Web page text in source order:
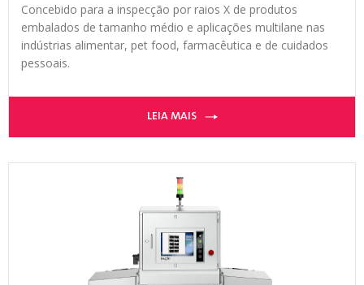
Concebido para a inspecção por raios X de produtos
embalados de tamanho médio e aplicações multilane nas
indústrias alimentar, pet food, farmacêutica e de cuidados
pessoais.
LEIA MAIS